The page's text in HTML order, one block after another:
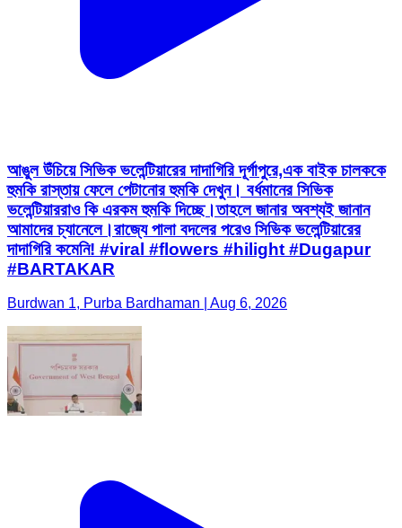
আঙুল উঁচিয়ে সিভিক ভলেন্টিয়ারের দাদাগিরি দূর্গাপুরে,এক বাইক চালককে
হুমকি রাস্তায় ফেলে পেটানোর হুমকি দেখুন। বর্ধমানের সিভিক
ভলেন্টিয়াররাও কি এরকম হুমকি দিচ্ছে।তাহলে জানার অবশ্যই জানান
আমাদের চ্যানেলে।রাজ্যে পালা বদলের পরেও সিভিক ভলেন্টিয়ারের
দাদাগিরি কমেনি! #viral #flowers #hilight #Dugapur
#BARTAKAR
Burdwan 1, Purba Bardhaman | Aug 6, 2026